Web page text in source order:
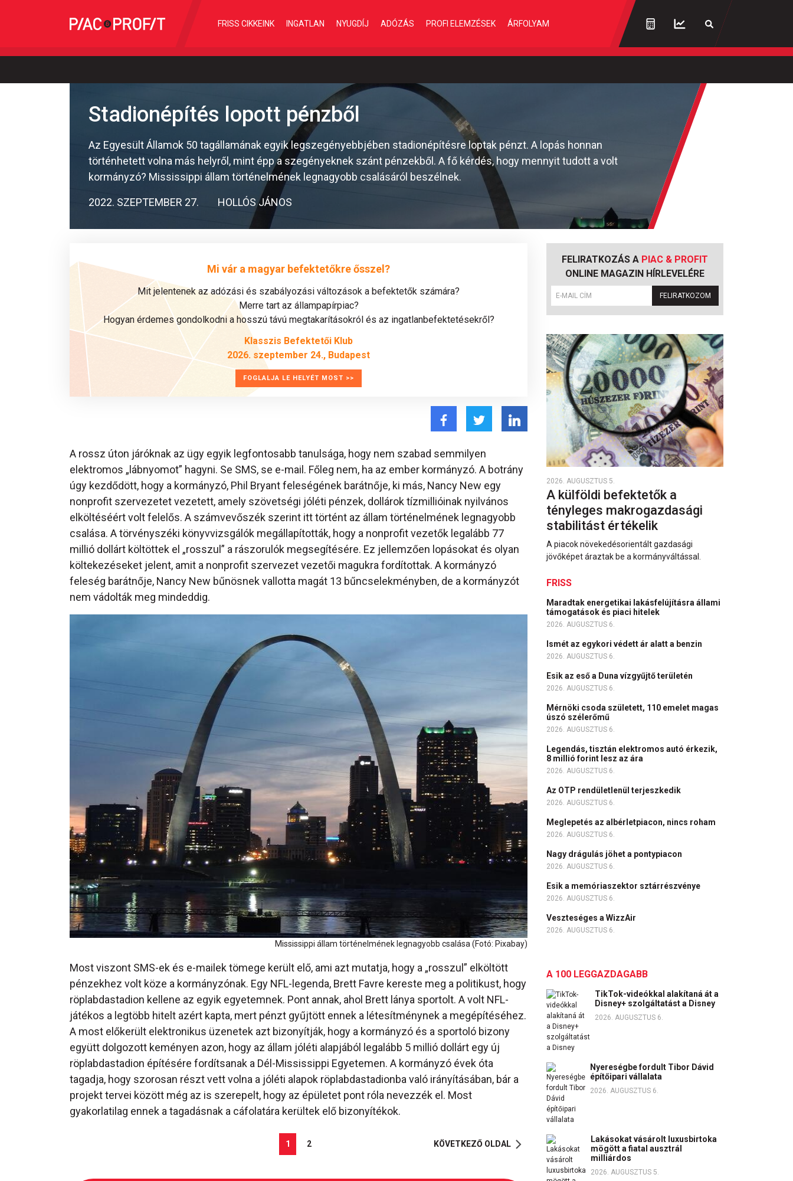
FRISS CIKKEINK INGATLAN NYUGDÍJ ADÓZÁS PROFI ELEMZÉSEK ÁRFOLYAM
Stadionépítés lopott pénzből
Az Egyesült Államok 50 tagállamának egyik legszegényebbjében stadionépítésre loptak pénzt. A lopás honnan
történhetett volna más helyről, mint épp a szegényeknek szánt pénzekből. A fő kérdés, hogy mennyit tudott a volt
kormányzó? Mississippi állam történelmének legnagyobb csalásáról beszélnek.
2022. SZEPTEMBER 27. HOLLÓS JÁNOS
Mi vár a magyar befektetőkre ősszel?
Mit jelentenek az adózási és szabályozási változások a befektetők számára?
Merre tart az állampapírpiac?
Hogyan érdemes gondolkodni a hosszú távú megtakarításokról és az ingatlanbefektetésekről?
Klasszis Befektetői Klub
2026. szeptember 24., Budapest
FOGLALJA LE HELYÉT MOST >>
A rossz úton járóknak az ügy egyik legfontosabb tanulsága, hogy nem szabad semmilyen
elektromos „lábnyomot” hagyni. Se SMS, se e-mail. Főleg nem, ha az ember kormányzó. A botrány
úgy kezdődött, hogy a kormányzó, Phil Bryant feleségének barátnője, ki más, Nancy New egy
nonprofit szervezetet vezetett, amely szövetségi jóléti pénzek, dollárok tízmillióinak nyilvános
elköltéséért volt felelős. A számvevőszék szerint itt történt az állam történelmének legnagyobb
csalása. A törvényszéki könyvvizsgálók megállapították, hogy a nonprofit vezetők legalább 77
millió dollárt költöttek el „rosszul” a rászorulók megsegítésére. Ez jellemzően lopásokat és olyan
költekezéseket jelent, amit a nonprofit szervezet vezetői magukra fordítottak. A kormányzó
feleség barátnője, Nancy New bűnösnek vallotta magát 13 bűncselekményben, de a kormányzót
nem vádolták meg mindeddig.
Mississippi állam történelmének legnagyobb csalása (Fotó: Pixabay)
Most viszont SMS-ek és e-mailek tömege került elő, ami azt mutatja, hogy a „rosszul” elköltött
pénzekhez volt köze a kormányzónak. Egy NFL-legenda, Brett Favre kereste meg a politikust, hogy
röplabdastadion kellene az egyik egyetemnek. Pont annak, ahol Brett lánya sportolt. A volt NFL-
játékos a legtöbb hitelt azért kapta, mert pénzt gyűjtött ennek a létesítménynek a megépítéséhez.
A most előkerült elektronikus üzenetek azt bizonyítják, hogy a kormányzó és a sportoló bizony
együtt dolgozott keményen azon, hogy az állam jóléti alapjából legalább 5 millió dollárt egy új
röplabdastadion építésére fordítsanak a Dél-Mississippi Egyetemen. A kormányzó évek óta
tagadja, hogy szorosan részt vett volna a jóléti alapok röplabdastadionba való irányításában, bár a
projekt tervei között még az is szerepelt, hogy az épületet pont róla nevezzék el. Most
gyakorlatilag ennek a tagadásnak a cáfolatára kerültek elő bizonyítékok.
1 2 KÖVETKEZŐ OLDAL
FELIRATKOZÁS A PIAC & PROFIT
ONLINE MAGAZIN HÍRLEVELÉRE
FELIRATKOZOM
2026. AUGUSZTUS 5.
A külföldi befektetők a
tényleges makrogazdasági
stabilitást értékelik
A piacok növekedésorientált gazdasági
jövőképet áraztak be a kormányváltással.
FRISS
Maradtak energetikai lakásfelújításra állami
támogatások és piaci hitelek
2026. AUGUSZTUS 6.
Ismét az egykori védett ár alatt a benzin
2026. AUGUSZTUS 6.
Esik az eső a Duna vízgyűjtő területén
2026. AUGUSZTUS 6.
Mérnöki csoda született, 110 emelet magas
úszó szélerőmű
2026. AUGUSZTUS 6.
Legendás, tisztán elektromos autó érkezik,
8 millió forint lesz az ára
2026. AUGUSZTUS 6.
Az OTP rendületlenül terjeszkedik
2026. AUGUSZTUS 6.
Meglepetés az albérletpiacon, nincs roham
2026. AUGUSZTUS 6.
Nagy drágulás jöhet a pontypiacon
2026. AUGUSZTUS 6.
Esik a memóriaszektor sztárrészvénye
2026. AUGUSZTUS 6.
Veszteséges a WizzAir
2026. AUGUSZTUS 6.
A 100 LEGGAZDAGABB
TikTok-videókkal alakítaná át a
Disney+ szolgáltatást a Disney
2026. AUGUSZTUS 6.
Nyereségbe fordult Tibor Dávid
építőipari vállalata
2026. AUGUSZTUS 6.
Lakásokat vásárolt luxusbirtoka
mögött a fiatal ausztrál
milliárdos
2026. AUGUSZTUS 5.